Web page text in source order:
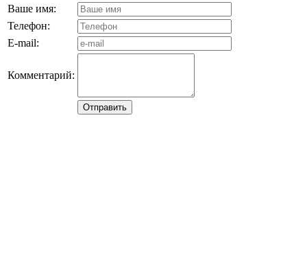
Ваше имя:
Телефон:
E-mail:
Комментарий: